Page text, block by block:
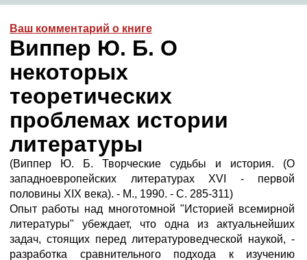
Ваш комментарий о книге
Виппер Ю. Б. О
некоторых
теоретических
проблемах истории
литературы
(Виппер Ю. Б. Творческие судьбы и история. (О
западноевропейских литературах XVI - первой
половины XIX века). - М., 1990. - С. 285-311)
Опыт работы над многотомной "Историей всемирной
литературы" убеждает, что одна из актуальнейших
задач, стоящих перед литературоведческой наукой, -
разработка сравнительного подхода к изучению